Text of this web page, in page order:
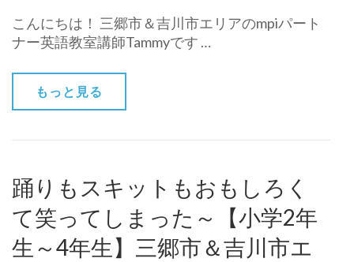
こんにちは！ 三郷市＆吉川市エリアのmpiパート
ナー英語教室講師Tammyです …
もっと見る
踊りもスキットもおもしろく
て笑ってしまった～【小学2年
生～4年生】三郷市＆吉川市エ